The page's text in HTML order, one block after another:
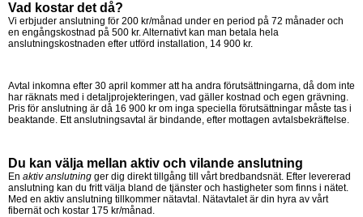
Vad kostar det då?
Vi erbjuder anslutning för 200 kr/månad under en period på 72 månader och
en engångskostnad på 500 kr. Alternativt kan man betala hela
anslutningskostnaden efter utförd installation, 14 900 kr.
Avtal inkomna efter 30 april kommer att ha andra förutsättningarna, då dom inte
har räknats med i detaljprojekteringen, vad gäller kostnad och egen grävning.
Pris för anslutning är då 16 900 kr om inga speciella förutsättningar måste tas i
beaktande. Ett anslutningsavtal är bindande, efter mottagen avtalsbekräftelse.
Du kan välja mellan aktiv och vilande anslutning
En aktiv anslutning ger dig direkt tillgång till vårt bredbandsnät. Efter levererad
anslutning kan du fritt välja bland de tjänster och hastigheter som finns i nätet.
Med en aktiv anslutning tillkommer nätavtal. Nätavtalet är din hyra av vårt
fibernät och kostar 175 kr/månad.